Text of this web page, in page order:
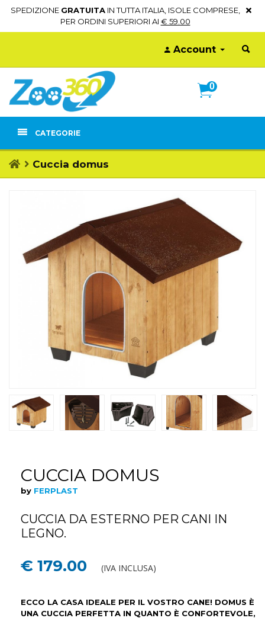
SPEDIZIONE GRATUITAIN TUTTA ITALIA, ISOLE COMPRESE,
PER ORDINI SUPERIORI AI € 59.00
Account
0
CATEGORIE
Cuccia domus
CUCCIA DOMUS
by FERPLAST
CUCCIA DA ESTERNO PER CANI IN
LEGNO.
€ 179.00 (IVA INCLUSA)
ECCO LA CASA IDEALE PER IL VOSTRO CANE! DOMUS È
UNA CUCCIA PERFETTA IN QUANTO È CONFORTEVOLE,